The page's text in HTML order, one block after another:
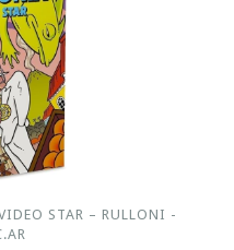
STAR – RULLONI -